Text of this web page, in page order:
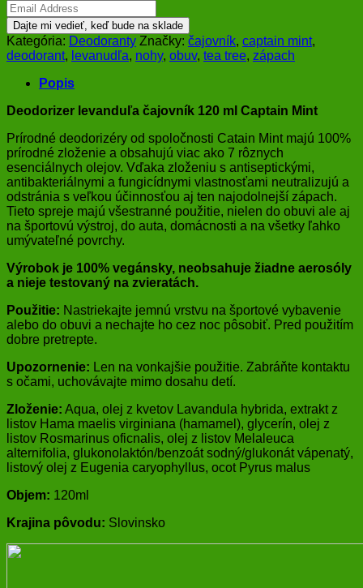
Dajte mi vedieť, keď bude na sklade
Kategória: Deodoranty Značky: čajovník, captain mint,
deodorant, levanudľa, nohy, obuv, tea tree, zápach
Popis
Deodorizer levanduľa čajovník 120 ml Captain Mint
Prírodné deodorizéry od spoločnosti Catain Mint majú 100%
prírodné zloženie a obsahujú viac ako 7 rôznych
esenciálnych olejov. Vďaka zloženiu s antiseptickými,
antibakteriálnymi a fungicídnymi vlastnosťami neutralizujú a
odstránia s veľkou účinnosťou aj ten najodolnejší zápach.
Tieto spreje majú všestranné použitie, nielen do obuvi ale aj
na športovú výstroj, do auta, domácnosti a na všetky ľahko
umývateľné povrchy.
Výrobok je 100% vegánsky, neobsahuje žiadne aerosóly
a nieje testovaný na zvieratách.
Použitie: Nastriekajte jemnú vrstvu na športové vybavenie
alebo do obuvi a nechajte ho cez noc pôsobiť. Pred použitím
dobre pretrepte.
Upozornenie: Len na vonkajšie použitie. Zabráňte kontaktu
s očami, uchovávajte mimo dosahu detí.
Zloženie: Aqua, olej z kvetov Lavandula hybrida, extrakt z
listov Hama maelis virginiana (hamamel), glycerín, olej z
listov Rosmarinus oficnalis, olej z listov Melaleuca
alternifolia, glukonolaktón/benzoát sodný/glukonát vápenatý,
listový olej z Eugenia caryophyllus, ocot Pyrus malus
Objem: 120ml
Krajina pôvodu: Slovinsko